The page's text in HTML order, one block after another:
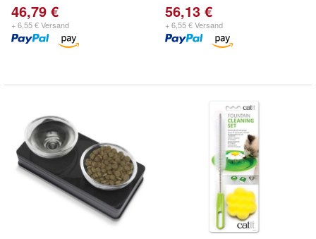
46,79 €
+ 6,55 € Versand
56,13 €
+ 6,55 € Versand